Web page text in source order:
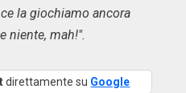
la giochiamo ancora
niente, mah!".
direttamente su Google